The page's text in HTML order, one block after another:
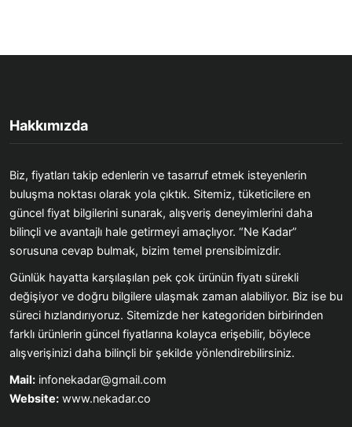
Hakkımızda
Biz, fiyatları takip edenlerin ve tasarruf etmek isteyenlerin
buluşma noktası olarak yola çıktık. Sitemiz, tüketicilere en
güncel fiyat bilgilerini sunarak, alışveriş deneyimlerini daha
bilinçli ve avantajlı hale getirmeyi amaçlıyor. “Ne Kadar”
sorusuna cevap bulmak, bizim temel prensibimizdir.
Günlük hayatta karşılaşılan pek çok ürünün fiyatı sürekli
değişiyor ve doğru bilgilere ulaşmak zaman alabiliyor. Biz ise bu
süreci hızlandırıyoruz. Sitemizde her kategoriden birbirinden
farklı ürünlerin güncel fiyatlarına kolayca erişebilir, böylece
alışverişinizi daha bilinçli bir şekilde yönlendirebilirsiniz.
Mail: infonekadar@gmail.com
Website: www.nekadar.co